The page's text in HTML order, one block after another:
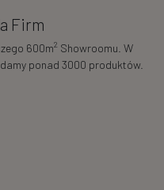
Firm
600m2 Showroomu. W
ponad 3000 produktów.